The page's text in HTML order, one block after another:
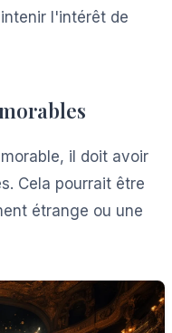
l'intérêt de
il doit avoir
Cela pourrait être
étrange ou une